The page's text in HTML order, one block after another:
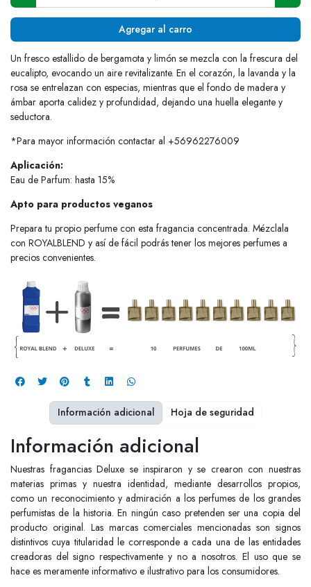
Agregar al carro
Un fresco estallido de bergamota y limón se mezcla con la frescura del
eucalipto, evocando un aire revitalizante. En el corazón, la lavanda y la
rosa se entrelazan con especias, mientras que el fondo de madera y
ámbar aporta calidez y profundidad, dejando una huella elegante y
seductora.
*Para mayor información contactar al +56962276009
Aplicación:
Eau de Parfum: hasta 15%
Apto para productos veganos
Prepara tu propio perfume con esta fragancia concentrada. Mézclala
con ROYALBLEND y así de fácil podrás tener los mejores perfumes a
precios convenientes.
Información adicional
Nuestras fragancias Deluxe se inspiraron y se crearon con nuestras
materias primas y nuestra identidad, mediante desarrollos propios,
como un reconocimiento y admiración a los perfumes de los grandes
perfumistas de la historia. En ningún caso pretenden ser una copia del
producto original. Las marcas comerciales mencionadas son signos
distintivos cuya titularidad le corresponde a cada una de las entidades
creadoras del signo respectivamente y no a nosotros. El uso que se
hace es meramente informativo e ilustrativo para los consumidores.
Información adicional Hoja de seguridad